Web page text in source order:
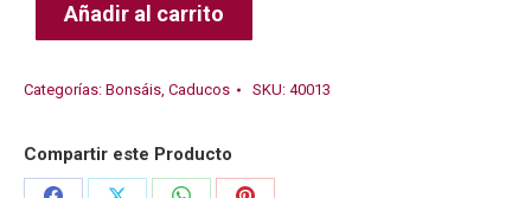
Añadir al carrito
Categorías: Bonsáis, Caducos SKU: 40013
Compartir este Producto